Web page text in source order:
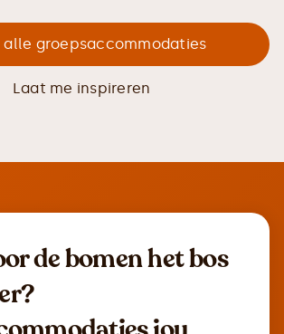
alle groepsaccommodaties
Laat me inspireren
de bomen het bos